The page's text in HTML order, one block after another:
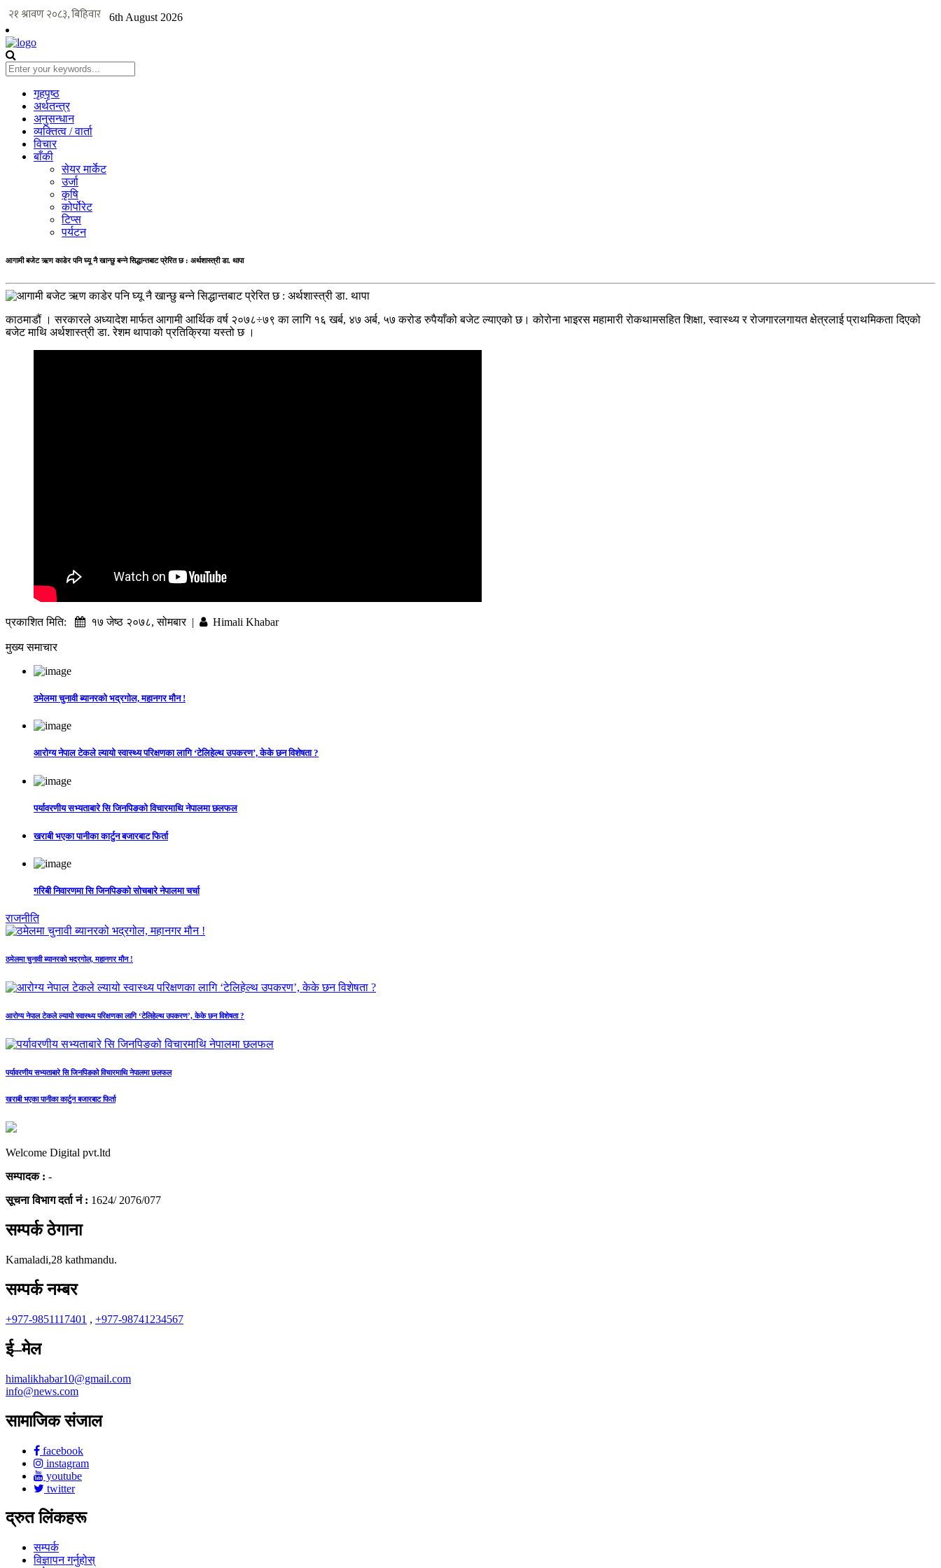
6th August 2026
गृहपृष्ठ
अर्थतन्त्र
अनुसन्धान
व्यक्तित्व / वार्ता
विचार
बाँकी
सेयर मार्केट
उर्जा
कृषि
कोर्पोरेट
टिप्स
पर्यटन
आगामी बजेट ऋण काडेर पनि घ्यू नै खान्छु बन्ने सिद्धान्तबाट प्रेरित छ : अर्थशास्त्री डा. थापा
काठमाडौं । सरकारले अध्यादेश मार्फत आगामी आर्थिक वर्ष २०७८÷७९ का लागि १६ खर्ब, ४७ अर्ब, ५७ करोड रुपैयाँको बजेट ल्याएको छ। कोरोना भाइरस महामारी रोकथामसहित शिक्षा, स्वास्थ्य र रोजगारलगायत क्षेत्रलाई प्राथमिकता दिएको
बजेट माथि अर्थशास्त्री डा. रेशम थापाको प्रतिक्रिया यस्तो छ ।
प्रकाशित मिति: १७ जेष्ठ २०७८, सोमबार | Himali Khabar
मुख्य समाचार
ठमेलमा चुनावी ब्यानरको भद्रगोल, महानगर मौन !
आरोग्य नेपाल टेकले ल्यायो स्वास्थ्य परिक्षणका लागि ‘टेलिहेल्थ उपकरण’, केके छन विशेषता ?
पर्यावरणीय सभ्यताबारे सि जिनपिङको विचारमाथि नेपालमा छलफल
खराबी भएका पानीका कार्टुन बजारबाट फिर्ता
गरिबी निवारणमा सि जिनपिङको सोचबारे नेपालमा चर्चा
राजनीति
ठमेलमा चुनावी ब्यानरको भद्रगोल, महानगर मौन !
आरोग्य नेपाल टेकले ल्यायो स्वास्थ्य परिक्षणका लागि ‘टेलिहेल्थ उपकरण’, केके छन विशेषता ?
पर्यावरणीय सभ्यताबारे सि जिनपिङको विचारमाथि नेपालमा छलफल
खराबी भएका पानीका कार्टुन बजारबाट फिर्ता
Welcome Digital pvt.ltd
सम्पादक : -
सूचना विभाग दर्ता नं : 1624/ 2076/077
सम्पर्क ठेगाना
Kamaladi,28 kathmandu.
सम्पर्क नम्बर
+977-9851117401 , +977-98741234567
ई–मेल
himalikhabar10@gmail.com
info@news.com
सामाजिक संजाल
facebook
instagram
youtube
twitter
द्रुत लिंकहरू
सम्पर्क
विज्ञापन गर्नुहोस्